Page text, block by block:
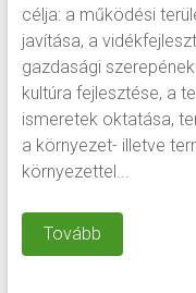
célja: a működési
javítása, a
gazdasági
kultúra fejlesztése, a
ismeretek oktatása,
a környezet- illetve
környezettel...
Tovább